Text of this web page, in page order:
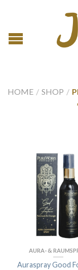
HOME / SHOP /
AURA- &
Auraspray Good